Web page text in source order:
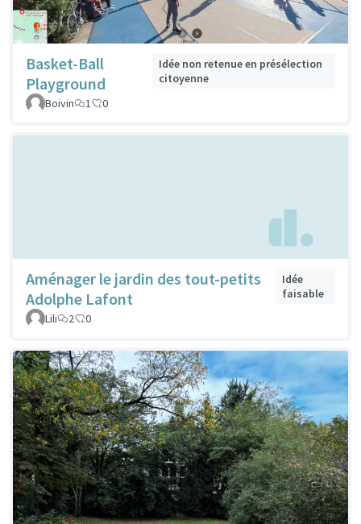
Basket-Ball
Playground
Idée non retenue en présélection
citoyenne
Boivin
1 0
Aménager le jardin des tout-petits
Adolphe Lafont
Idée
faisable
Lili
2 0